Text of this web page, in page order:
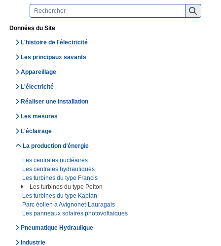
Données du Site
L'histoire de l'électricité
Les principaux savants
Appareillage
L'électricité
Réaliser une installation
Les mesures
L'éclairage
La production d’énergie
Les centrales nucléaires
Les centrales hydrauliques
Les turbines du type Francis
Les turbines du type Pelton
Les turbines du type Kaplan
Parc éolien à Avignonet-Lauragais
Les panneaux solaires photovoltaïques
Pneumatique Hydraulique
Industrie